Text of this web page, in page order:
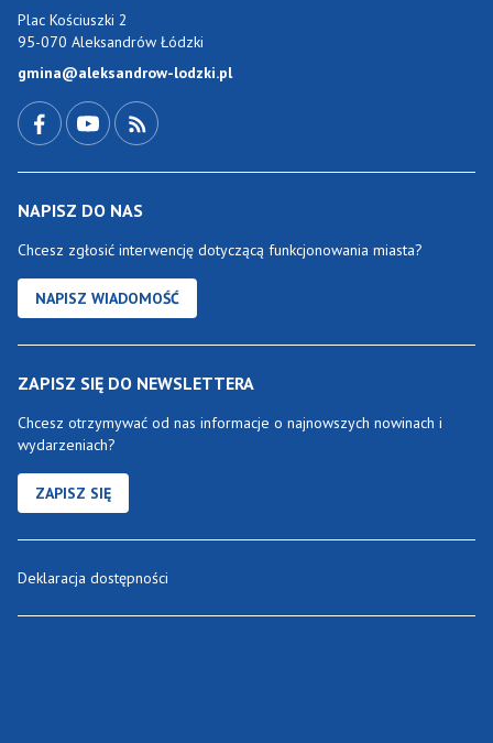
Plac Kościuszki 2
95-070 Aleksandrów Łódzki
gmina@aleksandrow-lodzki.pl
NAPISZ DO NAS
Chcesz zgłosić interwencję dotyczącą funkcjonowania miasta?
NAPISZ WIADOMOŚĆ
ZAPISZ SIĘ DO NEWSLETTERA
Chcesz otrzymywać od nas informacje o najnowszych nowinach i
wydarzeniach?
ZAPISZ SIĘ
Deklaracja dostępności